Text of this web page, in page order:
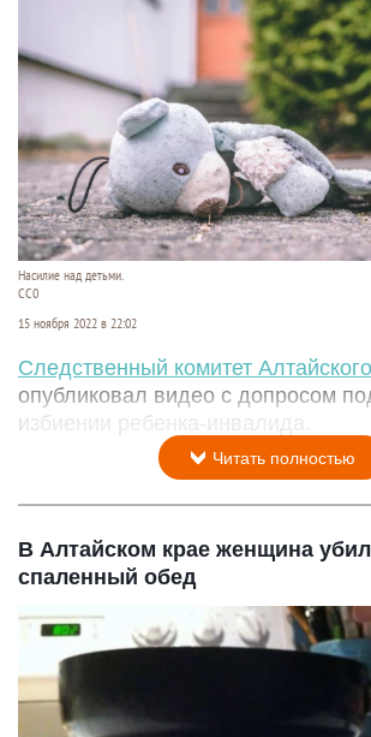
Насилие над детьми.
CC0
15 ноября 2022 в 22:02
Следственный комитет
опубликовал видео с допросом
избиении ребенка-инвалида.
Читать полностью
В Алтайском крае женщина
спаленный обед